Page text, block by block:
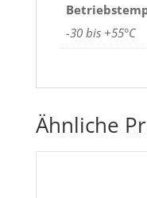
-30 bis +55°C
Ähnliche